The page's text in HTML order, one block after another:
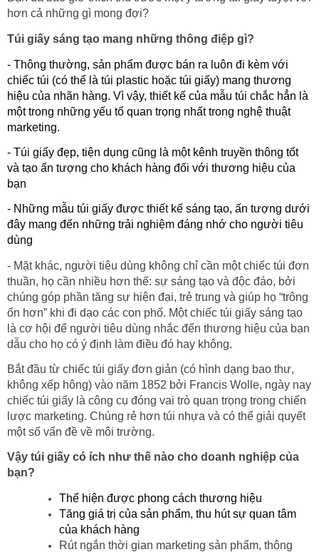
hơn cả những gì mong đợi?
Túi giấy sáng tạo mang những thông điệp gì?
- Thông thường, sản phẩm được bán ra luôn đi kèm với
chiếc túi (có thể là túi plastic hoặc túi giấy) mang thương
hiệu của nhãn hàng. Vì vậy, thiết kế của mẫu túi chắc hẳn là
một trong những yếu tố quan trọng nhất trong nghệ thuật
marketing.
- Túi giấy đẹp, tiện dụng cũng là một kênh truyền thông tốt
và tạo ấn tượng cho khách hàng đối với thương hiệu của
bạn
- Những mẫu túi giấy được thiết kế sáng tạo, ấn tượng dưới
đây mang đến những trải nghiệm đáng nhớ cho người tiêu
dùng
- Mặt khác, người tiêu dùng không chỉ cần một chiếc túi đơn
thuần, họ cần nhiều hơn thế: sự sáng tạo và độc đáo, bởi
chúng góp phần tăng sự hiện đại, trẻ trung và giúp họ “trông
ổn hơn” khi đi dạo các con phố. Một chiếc túi giấy sáng tạo
là cơ hội để người tiêu dùng nhắc đến thương hiệu của bạn
dẫu cho họ có ý định làm điều đó hay không.
Bắt đầu từ chiếc túi giấy đơn giản (có hình dạng bao thư,
không xếp hông) vào năm 1852 bởi Francis Wolle, ngày nay
chiếc túi giấy là công cụ đóng vai trò quan trọng trong chiến
lược marketing. Chúng rẻ hơn túi nhựa và có thể giải quyết
một số vấn đề về môi trường.
Vậy túi giấy có ích như thế nào cho doanh nghiệp của
bạn?
Thể hiện được phong cách thương hiệu
Tăng giá trị của sản phẩm, thu hút sự quan tâm
của khách hàng
Rút ngắn thời gian marketing sản phẩm, thông